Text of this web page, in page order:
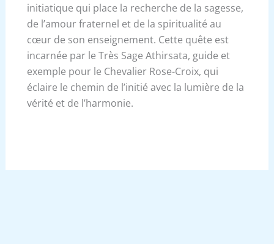
initiatique qui place la recherche de la sagesse,
de l’amour fraternel et de la spiritualité au
cœur de son enseignement. Cette quête est
incarnée par le Très Sage Athirsata, guide et
exemple pour le Chevalier Rose-Croix, qui
éclaire le chemin de l’initié avec la lumière de la
vérité et de l’harmonie.